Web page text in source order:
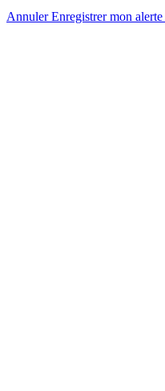
AnnulerEnregistrer mon alerte